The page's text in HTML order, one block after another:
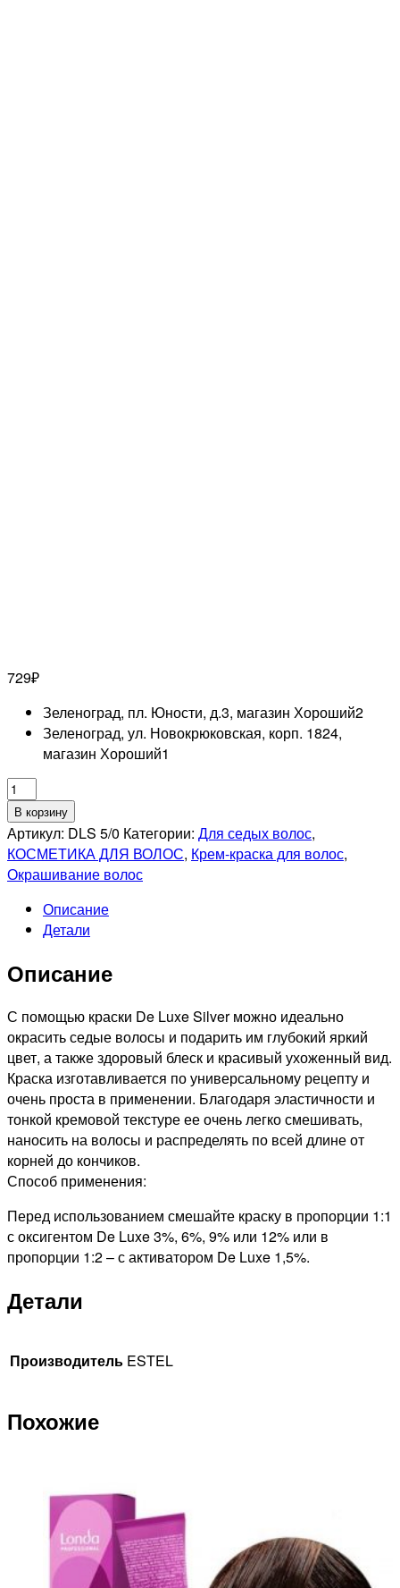
729₽
Зеленоград, пл. Юности, д.3, магазин Хороший2
Зеленоград, ул. Новокрюковская, корп. 1824,
магазин Хороший1
Количество
товара
ESTEL
PROFESSIONNEL
5/0
LUXE
SILVER
КРАСКА
СЕДЫХ
ВОЛОС
СВЕТЛЫЙ
ШАТЕН,
60мл
В корзину
Артикул: DLS 5/0 Категории: Для седых волос,
КОСМЕТИКА ДЛЯ ВОЛОС, Крем-краска для волос,
Окрашивание волос
Описание
Детали
Описание
С помощью краски De Luxe Silver можно идеально
окрасить седые волосы и подарить им глубокий яркий
цвет, а также здоровый блеск и красивый ухоженный вид.
Краска изготавливается по универсальному рецепту и
очень проста в применении. Благодаря эластичности и
тонкой кремовой текстуре ее очень легко смешивать,
наносить на волосы и распределять по всей длине от
корней до кончиков.
Способ применения:
Перед использованием смешайте краску в пропорции 1:1
с оксигентом De Luxe 3%, 6%, 9% или 12% или в
пропорции 1:2 – с активатором De Luxe 1,5%.
Детали
Производитель ESTEL
Похожие